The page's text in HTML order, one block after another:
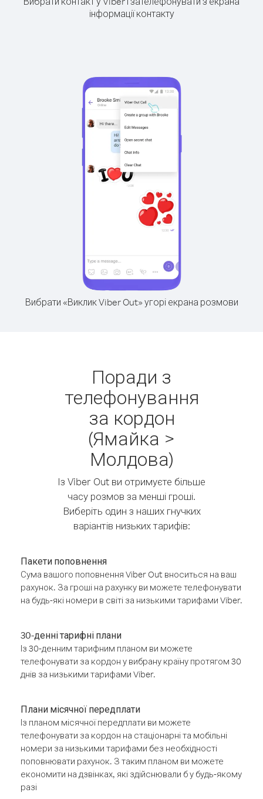
інформації контакту
Вибрати «Виклик Viber Out» угорі екрана розмови
Поради з
телефонування
за кордон
(Ямайка >
Молдова)
Із Viber Out ви отримуєте більше
часу розмов за менші гроші.
Виберіть один з наших гнучких
варіантів низьких тарифів:
Пакети поповнення
Сума вашого поповнення Viber Out вноситься на ваш
рахунок. За гроші на рахунку ви можете телефонувати
на будь-які номери в світі за низькими тарифами Viber.
30-денні тарифні плани
Із 30-денним тарифним планом ви можете
телефонувати за кордон у вибрану країну протягом 30
днів за низькими тарифами Viber.
Плани місячної передплати
Із планом місячної передплати ви можете
телефонувати за кордон на стаціонарні та мобільні
номери за низькими тарифами без необхідності
поповнювати рахунок. З таким планом ви можете
економити на дзвінках, які здійснювали б у будь-якому
разі